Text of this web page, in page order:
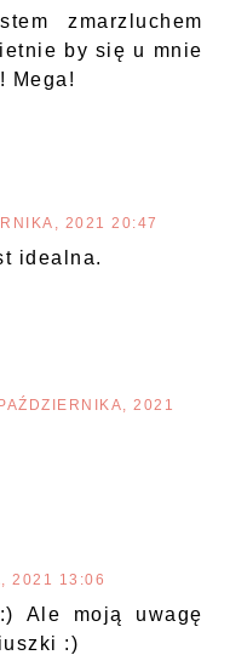
zmarzluchem
by się u mnie
Mega!
2021 20:47
idealna.
2021
2021 13:06
Ale moją uwagę
:)